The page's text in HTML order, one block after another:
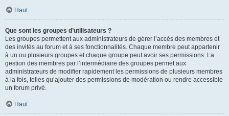
Haut
Que sont les groupes d’utilisateurs ?
Les groupes permettent aux administrateurs de gérer l’accès des membres et
des invités au forum et à ses fonctionnalités. Chaque membre peut appartenir
à un ou plusieurs groupes et chaque groupe peut avoir ses permissions. La
gestion des membres par l’intermédiaire des groupes permet aux
administrateurs de modifier rapidement les permissions de plusieurs membres
à la fois, telles qu’ajouter des permissions de modération ou rendre accessible
un forum privé.
Haut